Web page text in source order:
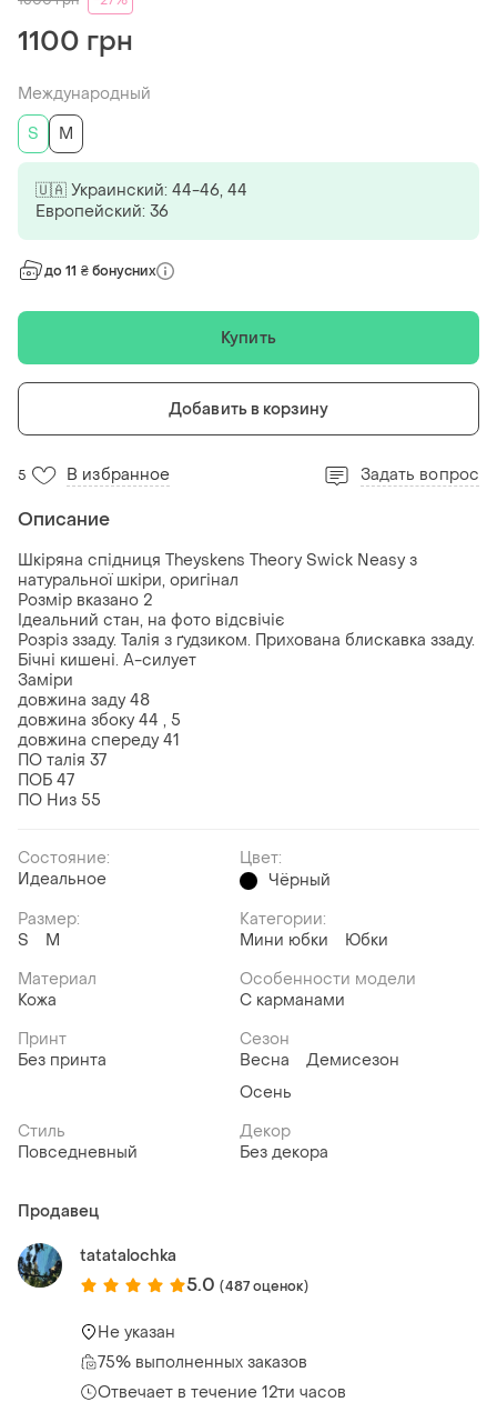
1100 грн
Международный
S
M
🇺🇦 Украинский: 44-46, 44
Европейский: 36
до 11 ₴ бонусних
Купить
Добавить в корзину
5 В избранное Задать вопрос
Описание
Шкіряна спідниця Theyskens Theory Swick Neasy з
натуральної шкіри, оригінал
Розмір вказано 2
Ідеальний стан, на фото відсвічіє
Розріз ззаду. Талія з ґудзиком. Прихована блискавка ззаду.
Бічні кишені. А-силует
Заміри
довжина заду 48
довжина збоку 44 , 5
довжина спереду 41
ПО талія 37
ПОБ 47
ПО Низ 55
Состояние:
Идеальное
Цвет:
Чёрный
Размер:
S
M
Категории:
Мини юбки
Юбки
Материал
Кожа
Особенности модели
С карманами
Принт
Без принта
Сезон
Весна
Демисезон
Осень
Стиль
Повседневный
Декор
Без декора
Продавец
tatatalochka
5.0 (487 оценок)
Не указан
75% выполненных заказов
Отвечает в течение 12ти часов